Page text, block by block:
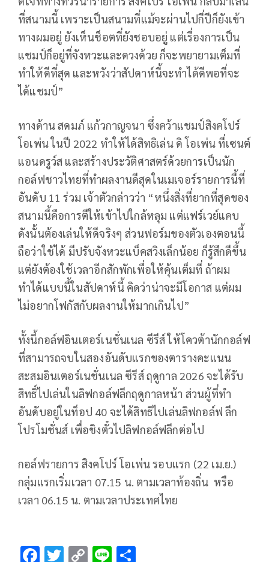
ที่สนามนี้ เพราะเป็นสนามที่แม้จะผ่านไปกี่ปีก็ยังเข้า
ทางผมอยู่ ยังเห็นช็อตที่ยังชอบอยู่ แต่เรื่องการเป็น
แชมป์ก็อยู่ที่จังหวะและดวงด้วย ก็จะพยายามเต็มที่
ทำให้ดีที่สุด และหวังว่าสัปดาห์นี้จะทำได้ดีพอที่จะ
ได้แชมป์”
ทางด้าน สดมภ์ แก้วกาญจนา ซึ่งคว้าแชมป์สิงคโปร์
โอเพ่น ในปี 2022 ทำให้ได้สิทธิเล่น ดิ โอเพ่น ที่เซนต์
แอนดรูว์ส และสร้างประวัติศาสตร์ด้วยการเป็นนัก
กอล์ฟชาวไทยที่ทำผลงานดีสุดในเมเจอร์รายการนี้ที่
อันดับ 11 ร่วม เจ้าตัวกล่าวว่า “หนึ่งสิ่งที่ยากที่สุดของ
สนามนี้คือการตีให้เข้าไปใกล้หลุม แต่แฟร์เวย์แคบ
ดังนั้นต้องเล่นให้ดีจริงๆ ส่วนฟอร์มของตัวเองตอนนี้
ถือว่าใช้ได้ มีปรับจังหวะแบ็คสวิงเล็กน้อย ก็รู้สึกดีขึ้น
แต่ยังต้องใช้เวลาอีกสักพักเพื่อให้คุ้นเต็มที่ ถ้าผม
ทำได้แบบนี้ในสัปดาห์นี้ คิดว่าน่าจะมีโอกาส แต่ผม
ไม่อยากโฟกัสกับผลงานให้มากเกินไป”
ทั้งนี้กอล์ฟอินเตอร์เนชั่นเนล ซีรีส์ ให้โควต้านักกอล์ฟ
ที่สามารถจบในสองอันดับแรกของตารางคะแนน
สะสมอินเตอร์เนชั่นเนล ซีรีส์ ฤดูกาล 2026 จะได้รับ
สิทธิ์ไปเล่นในลิฟกอล์ฟลีกฤดูกาลหน้า ส่วนผู้ที่ทำ
อันดับอยู่ในท็อป 40 จะได้สิทธิไปเล่นลิฟกอล์ฟ ลีก
โปรโมชั่นส์ เพื่อชิงตั๋วไปลิฟกอล์ฟลีกต่อไป
กอล์ฟรายการ สิงคโปร์ โอเพ่น รอบแรก (22 เม.ย.)
กลุ่มแรกเริ่มเวลา 07.15 น. ตามเวลาท้องถิ่น หรือ
เวลา 06.15 น. ตามเวลาประเทศไทย
F T C Li